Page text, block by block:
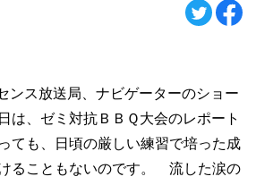
ス放送局、ナビゲーターのショー
は、ゼミ対抗ＢＢＱ大会のレポート
ても、日頃の厳しい練習で培った成
ることもないのです。 流した涙の